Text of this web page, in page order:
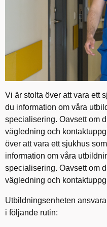
Vi är stolta över att vara ett
du information om våra
specialisering. Oavsett om
vägledning och
över att vara ett sjukhus
information om våra
specialisering. Oavsett om
vägledning och
Utbildningsenheten
i följande rutin: